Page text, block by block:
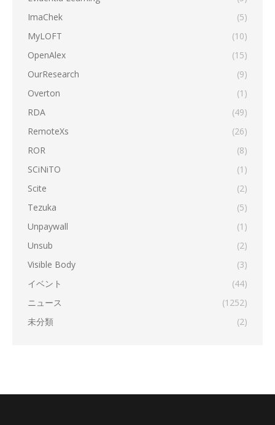
ImaChek
(5)
MyLOFT
(10)
OpenAlex
(15)
OurResearch
(9)
Overton
(1)
RDA
(49)
RemoteXs
(26)
ROR
(8)
SCiNiTO
(1)
Scite
(2)
Tezuka
(5)
Unpaywall
(1)
Unsub
(2)
Visible Body
(3)
イベント
(44)
ニュース
(1252)
未分類
(2)